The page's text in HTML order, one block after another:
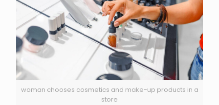
woman chooses cosmetics and make-up products in a
store